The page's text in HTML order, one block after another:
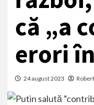
că „a
erori
24 august 2023 Robert